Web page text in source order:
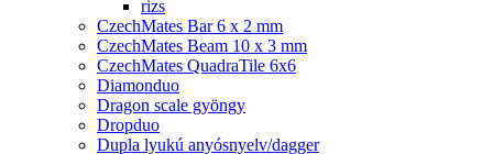
rizs
CzechMates Bar 6 x 2 mm
CzechMates Beam 10 x 3 mm
CzechMates QuadraTile 6x6
Diamonduo
Dragon scale gyöngy
Dropduo
Dupla lyukú anyósnyelv/dagger